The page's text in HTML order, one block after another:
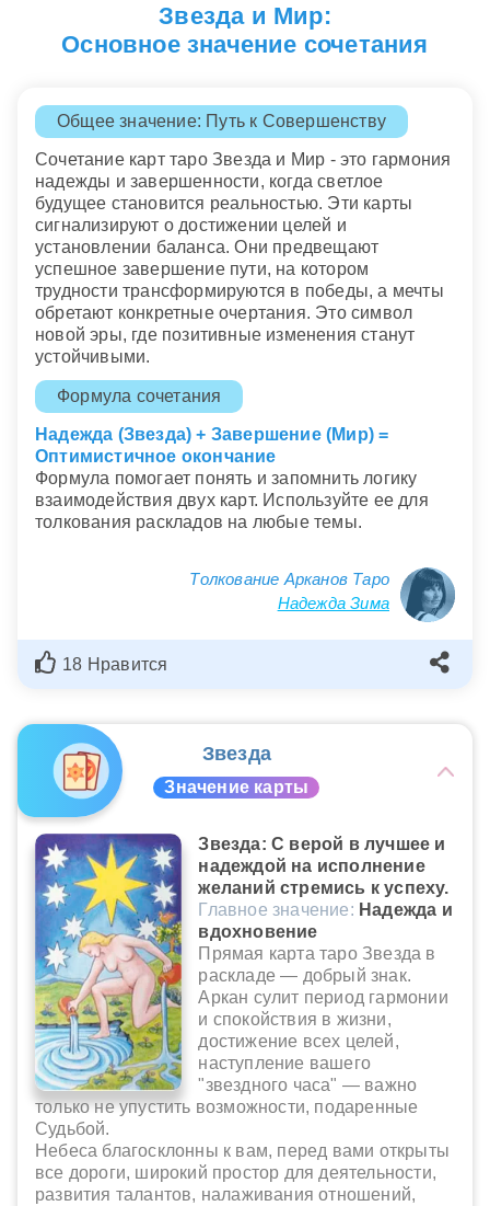
Звезда и Мир:
Основное значение сочетания
Общее значение: Путь к Совершенству
Сочетание карт таро Звезда и Мир - это гармония
надежды и завершенности, когда светлое
будущее становится реальностью. Эти карты
сигнализируют о достижении целей и
установлении баланса. Они предвещают
успешное завершение пути, на котором
трудности трансформируются в победы, а мечты
обретают конкретные очертания. Это символ
новой эры, где позитивные изменения станут
устойчивыми.
Формула сочетания
Надежда (Звезда) + Завершение (Мир) =
Оптимистичное окончание
Формула помогает понять и запомнить логику
взаимодействия двух карт. Используйте ее для
толкования раскладов на любые темы.
Толкование Арканов Таро
Надежда Зима
18 Нравится
Звезда
Значение карты
Звезда: С верой в лучшее и
надеждой на исполнение
желаний стремись к успеху.
Главное значение: Надежда и
вдохновение
Прямая карта таро Звезда в
раскладе — добрый знак.
Аркан сулит период гармонии
и спокойствия в жизни,
достижение всех целей,
наступление вашего
"звездного часа" — важно
только не упустить возможности, подаренные
Судьбой.
Небеса благосклонны к вам, перед вами открыты
все дороги, широкий простор для деятельности,
развития талантов, налаживания отношений,